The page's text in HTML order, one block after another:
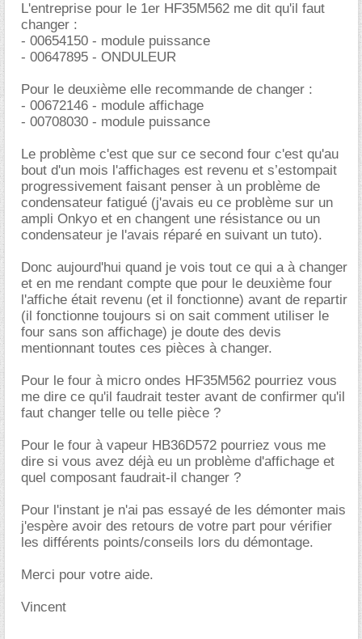
L'entreprise pour le 1er HF35M562 me dit qu'il faut
changer :
- 00654150 - module puissance
- 00647895 - ONDULEUR
Pour le deuxième elle recommande de changer :
- 00672146 - module affichage
- 00708030 - module puissance
Le problème c'est que sur ce second four c'est qu'au
bout d'un mois l'affichages est revenu et s’estompait
progressivement faisant penser à un problème de
condensateur fatigué (j'avais eu ce problème sur un
ampli Onkyo et en changent une résistance ou un
condensateur je l'avais réparé en suivant un tuto).
Donc aujourd'hui quand je vois tout ce qui a à changer
et en me rendant compte que pour le deuxième four
l'affiche était revenu (et il fonctionne) avant de repartir
(il fonctionne toujours si on sait comment utiliser le
four sans son affichage) je doute des devis
mentionnant toutes ces pièces à changer.
Pour le four à micro ondes HF35M562 pourriez vous
me dire ce qu'il faudrait tester avant de confirmer qu'il
faut changer telle ou telle pièce ?
Pour le four à vapeur HB36D572 pourriez vous me
dire si vous avez déjà eu un problème d'affichage et
quel composant faudrait-il changer ?
Pour l'instant je n'ai pas essayé de les démonter mais
j'espère avoir des retours de votre part pour vérifier
les différents points/conseils lors du démontage.
Merci pour votre aide.
Vincent